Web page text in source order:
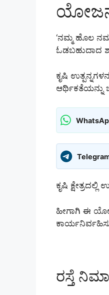
‘ನಮ್ಮ ಹೊಲ
ಓಡಬಹುದಾದ
ಕೃಷಿ
ಕೃಷಿ
ಹೀಗಾಗಿ ಈ
ರಸ್ತೆ